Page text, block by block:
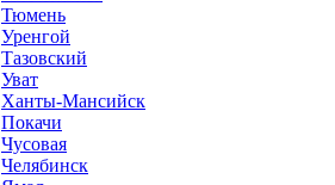
Тюмень
Уренгой
Тазовский
Уват
Ханты-Мансийск
Покачи
Чусовая
Челябинск